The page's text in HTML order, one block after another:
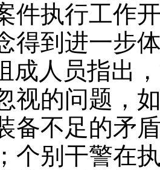
件执行工作
得到进一步
成人员指出
视的问题，
备不足的矛
个别干警在